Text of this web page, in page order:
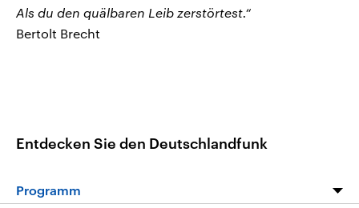
Als du den quälbaren Leib zerstörtest.“
Bertolt Brecht
Entdecken Sie den Deutschlandfunk
Programm